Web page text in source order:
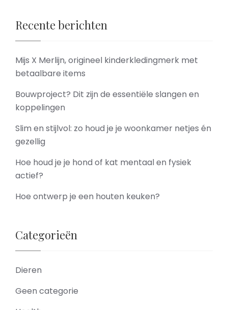
Recente berichten
Mijs X Merlijn, origineel kinderkledingmerk met
betaalbare items
Bouwproject? Dit zijn de essentiële slangen en
koppelingen
Slim en stijlvol: zo houd je je woonkamer netjes én
gezellig
Hoe houd je je hond of kat mentaal en fysiek
actief?
Hoe ontwerp je een houten keuken?
Categorieën
Dieren
Geen categorie